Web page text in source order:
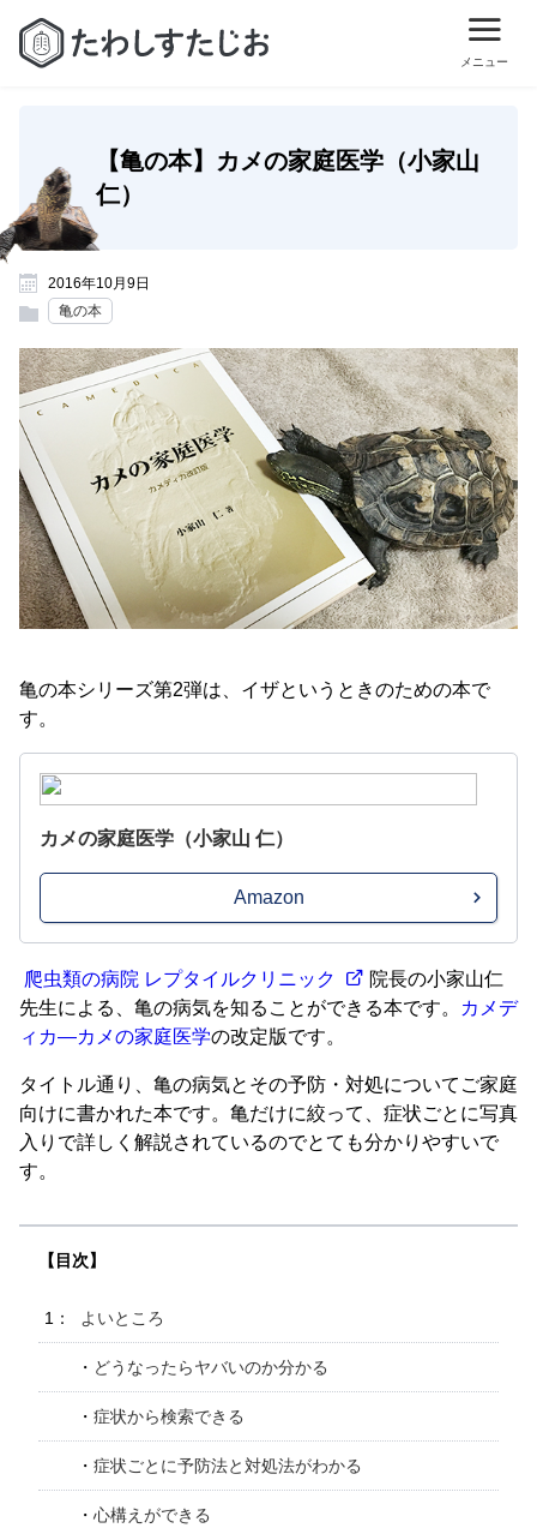
【亀の本】カメの家庭医学（小家山
仁）
2016年10月9日
亀の本
亀の本シリーズ第2弾は、イザというときのための本で
す。
カメの家庭医学（小家山 仁）
Amazon
爬虫類の病院 レプタイルクリニック
院長の小家山仁
先生による、亀の病気を知ることができる本です。
カメデ
ィカ―カメの家庭医学の改定版です。
タイトル通り、亀の病気とその予防・対処についてご家庭
向けに書かれた本です。亀だけに絞って、症状ごとに写真
入りで詳しく解説されているのでとても分かりやすいで
す。
よいところ
どうなったらヤバいのか分かる
症状から検索できる
症状ごとに予防法と対処法がわかる
心構えができる